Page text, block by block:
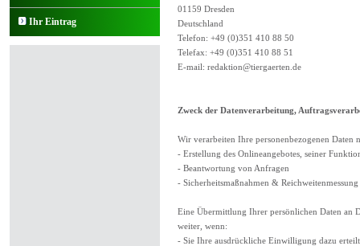
Ihr Eintrag
01159 Dresden
Deutschland
Telefon: +49 (0)351 410 88 50
Telefax: +49 (0)351 410 88 51
E-mail: redaktion@tiergaerten.de
Zweck der Datenverarbeitung,
Wir verarbeiten Ihre personenbezogenen Daten
- Erstellung des Onlineangebotes, seiner
- Beantwortung von Anfragen
- Sicherheitsmaßnahmen & Reichweitenmessung
Eine Übermittlung Ihrer persönlichen Daten an
weiter, wenn:
- Sie Ihre ausdrückliche Einwilligung dazu